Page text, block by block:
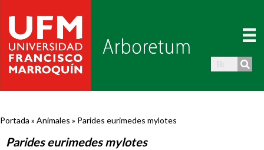
Portada » Animales » Parides eurimedes mylotes
Parides eurimedes mylotes